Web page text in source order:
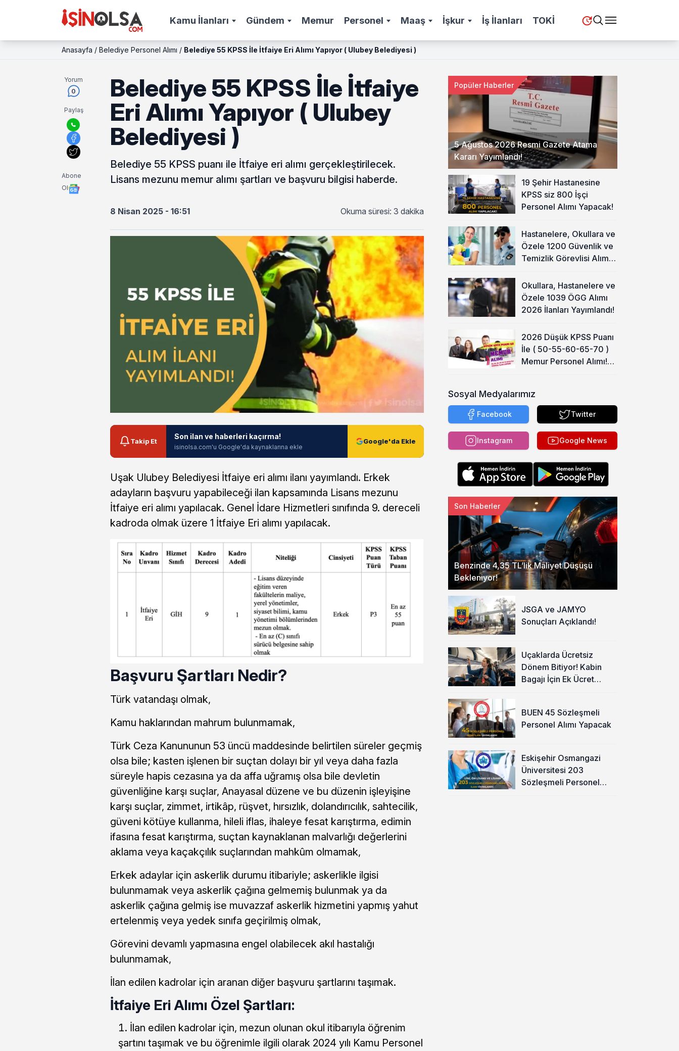
Kamu İlanları Gündem Memur Personel Maaş İşkur İş İlanları TOKİ
Anasayfa / Belediye Personel Alımı / Belediye 55 KPSS İle İtfaiye Eri Alımı Yapıyor ( Ulubey Belediyesi )
Yorum
0
Paylaş
Abone
Ol
Belediye 55 KPSS İle İtfaiye
Eri Alımı Yapıyor ( Ulubey
Belediyesi )
Belediye 55 KPSS puanı ile İtfaiye eri alımı gerçekleştirilecek.
Lisans mezunu memur alımı şartları ve başvuru bilgisi haberde.
8 Nisan 2025 - 16:51 Okuma süresi: 3 dakika
Takip Et
Son ilan ve haberleri kaçırma!
isinolsa.com'u Google'da kaynaklarına ekle
Google'da Ekle
Uşak Ulubey Belediyesi İtfaiye eri alımı ilanı yayımlandı. Erkek
adayların başvuru yapabileceği ilan kapsamında Lisans mezunu
İtfaiye eri alımı yapılacak. Genel İdare Hizmetleri sınıfında 9. dereceli
kadroda olmak üzere 1 İtfaiye Eri alımı yapılacak.
Başvuru Şartları Nedir?
Türk vatandaşı olmak,
Kamu haklarından mahrum bulunmamak,
Türk Ceza Kanununun 53 üncü maddesinde belirtilen süreler geçmiş
olsa bile; kasten işlenen bir suçtan dolayı bir yıl veya daha fazla
süreyle hapis cezasına ya da affa uğramış olsa bile devletin
güvenliğine karşı suçlar, Anayasal düzene ve bu düzenin işleyişine
karşı suçlar, zimmet, irtikâp, rüşvet, hırsızlık, dolandırıcılık, sahtecilik,
güveni kötüye kullanma, hileli iflas, ihaleye fesat karıştırma, edimin
ifasına fesat karıştırma, suçtan kaynaklanan malvarlığı değerlerini
aklama veya kaçakçılık suçlarından mahkûm olmamak,
Erkek adaylar için askerlik durumu itibariyle; askerlikle ilgisi
bulunmamak veya askerlik çağına gelmemiş bulunmak ya da
askerlik çağına gelmiş ise muvazzaf askerlik hizmetini yapmış yahut
ertelenmiş veya yedek sınıfa geçirilmiş olmak,
Görevini devamlı yapmasına engel olabilecek akıl hastalığı
bulunmamak,
İlan edilen kadrolar için aranan diğer başvuru şartlarını taşımak.
İtfaiye Eri Alımı Özel Şartları:
İlan edilen kadrolar için, mezun olunan okul itibarıyla öğrenim
şartını taşımak ve bu öğrenimle ilgili olarak 2024 yılı Kamu Personel
5 Ağustos 2026 Resmi Gazete Atama
Kararı Yayımlandı!
Popüler Haberler
19 Şehir Hastanesine
KPSS siz 800 İşçi
Personel Alımı Yapacak!
Hastanelere, Okullara ve
Özele 1200 Güvenlik ve
Temizlik Görevlisi Alımı
Okullara, Hastanelere ve
Özele 1039 ÖGG Alımı
2026 İlanları Yayımlandı!
2026 Düşük KPSS Puanı
İle ( 50-55-60-65-70 )
Memur Personel Alımı!
Sosyal Medyalarımız
Facebook Twitter
Instagram Google News
Benzinde 4,35 TL’lik Maliyet Düşüşü
Bekleniyor!
Son Haberler
JSGA ve JAMYO
Sonuçları Açıklandı!
Uçaklarda Ücretsiz
Dönem Bitiyor! Kabin
Bagajı İçin Ek Ücret
BUEN 45 Sözleşmeli
Personel Alımı Yapacak
Eskişehir Osmangazi
Üniversitesi 203
Sözleşmeli Personel